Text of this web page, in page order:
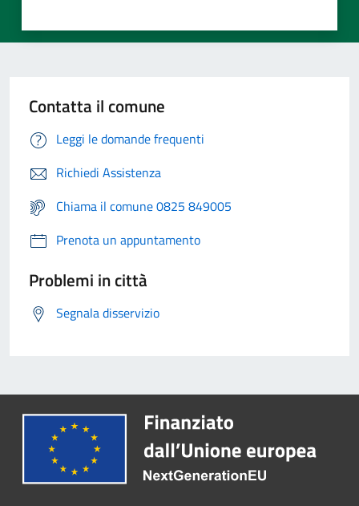
Contatta il comune
Leggi le domande frequenti
Richiedi Assistenza
Chiama il comune 0825 849005
Prenota un appuntamento
Problemi in città
Segnala disservizio